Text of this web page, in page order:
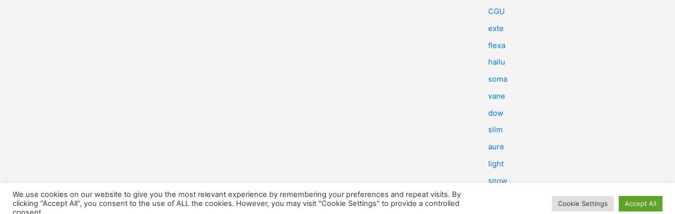
e
r
:
CGU
exte
flexa
hallu
soma
vane
dow
slim
aure
light
snow
We use cookies on our website to give you the most relevant experience by remembering your preferences and repeat visits. By
clicking “Accept All”, you consent to the use of ALL the cookies. However, you may visit "Cookie Settings" to provide a controlled
Cookie Settings Accept All